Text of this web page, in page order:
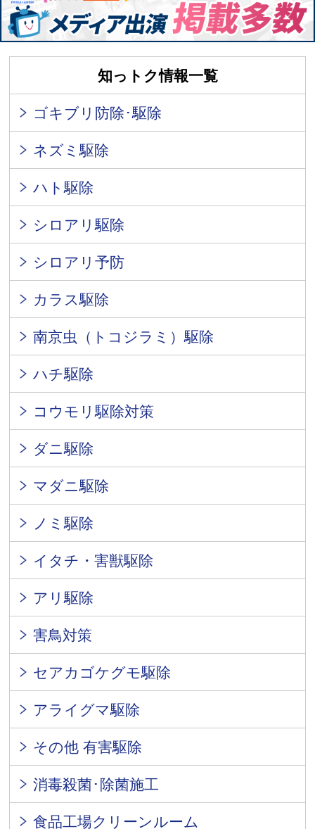
知っトク情報一覧
ゴキブリ防除･駆除
ネズミ駆除
ハト駆除
シロアリ駆除
シロアリ予防
カラス駆除
南京虫（トコジラミ）駆除
ハチ駆除
コウモリ駆除対策
ダニ駆除
マダニ駆除
ノミ駆除
イタチ・害獣駆除
アリ駆除
害鳥対策
セアカゴケグモ駆除
アライグマ駆除
その他 有害駆除
消毒殺菌･除菌施工
食品工場クリーンルーム